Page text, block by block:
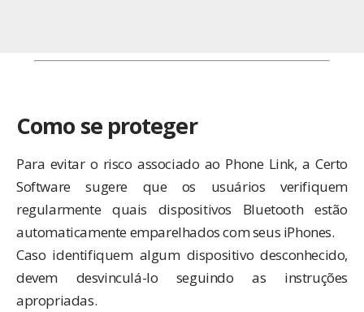
Como se proteger
Para evitar o risco associado ao Phone Link, a Certo
Software sugere que os usuários verifiquem
regularmente quais dispositivos Bluetooth estão
automaticamente emparelhados com seus iPhones.
Caso identifiquem algum dispositivo desconhecido,
devem desvinculá-lo seguindo as instruções
apropriadas.